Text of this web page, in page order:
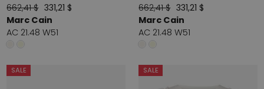
662,41 $ 331,21 $
Marc Cain
AC 21.48 W51
662,41 $ 331,21 $
Marc Cain
AC 21.48 W51
SALE SALE